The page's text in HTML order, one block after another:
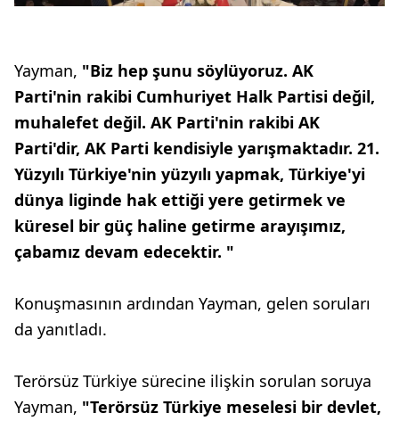
Yayman, "Biz hep şunu söylüyoruz. AK
Parti'nin rakibi Cumhuriyet Halk Partisi değil,
muhalefet değil. AK Parti'nin rakibi AK
Parti'dir, AK Parti kendisiyle yarışmaktadır. 21.
Yüzyılı Türkiye'nin yüzyılı yapmak, Türkiye'yi
dünya liginde hak ettiği yere getirmek ve
küresel bir güç haline getirme arayışımız,
çabamız devam edecektir. "
Konuşmasının ardından Yayman, gelen soruları
da yanıtladı.
Terörsüz Türkiye sürecine ilişkin sorulan soruya
Yayman, "Terörsüz Türkiye meselesi bir devlet,